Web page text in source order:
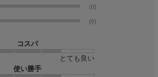
(0)
(0)
コスパ
とても良い
使い勝手